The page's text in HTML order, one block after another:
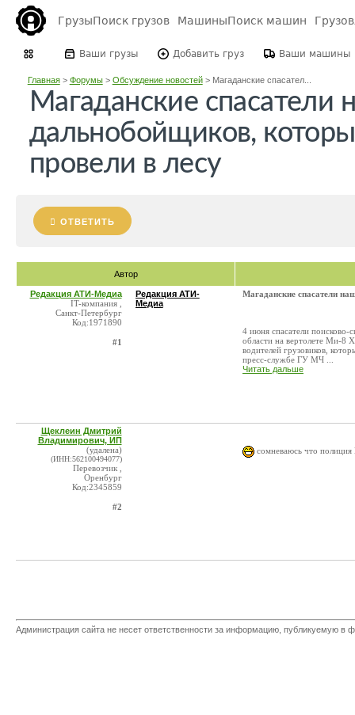
ГрузыПоиск грузов МашиныПоиск машин
Ваши грузы Добавить груз Ваши машины
Главная> Форумы> Обсуждение новостей> Магаданские спасател...
Магаданские спасатели
дальнобойщиков,
провели в лесу
ОТВЕТИТЬ
Автор
Редакция АТИ-Медиа
IT-компания ,
Санкт-Петербург
Код:1971890
#1
Редакция АТИ-
Медиа
Магаданские спасатели
4 июня спасатели поисково-
области на вертолете Ми-8
водителей грузовиков,
пресс-службе ГУ МЧ ...
Читать дальше
Щеклеин Дмитрий
Владимирович, ИП
(удалена)
(ИНН:562100494077)
Перевозчик ,
Оренбург
Код:2345859
#2
сомневаюсь что
Администрация сайта не несет ответственности за информацию, публикуемую